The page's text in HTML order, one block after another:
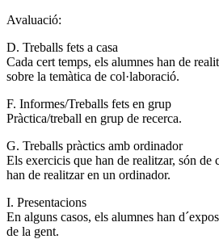
Avaluació:
D. Treballs fets a casa
Cada cert temps, els alumnes han de
sobre la temàtica de col·laboració.
F. Informes/Treballs fets en grup
Pràctica/treball en grup de recerca.
G. Treballs pràctics amb ordinador
Els exercicis que han de realitzar, són de
han de realitzar en un ordinador.
I. Presentacions
En alguns casos, els alumnes han
de la gent.